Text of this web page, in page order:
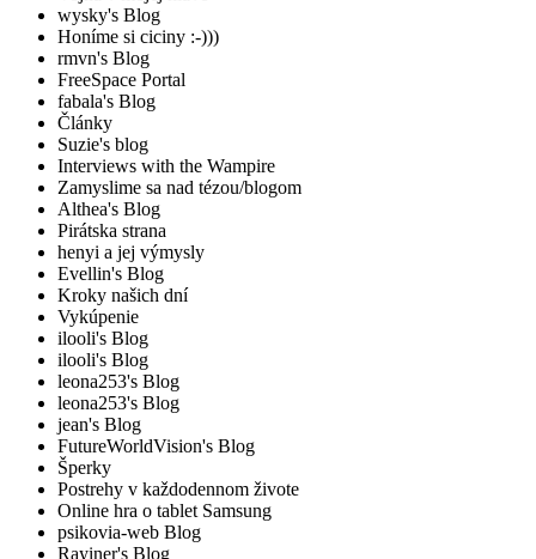
wysky's Blog
Honíme si ciciny :-)))
rmvn's Blog
FreeSpace Portal
fabala's Blog
Články
Suzie's blog
Interviews with the Wampire
Zamyslime sa nad tézou/blogom
Althea's Blog
Pirátska strana
henyi a jej výmysly
Evellin's Blog
Kroky našich dní
Vykúpenie
ilooli's Blog
ilooli's Blog
leona253's Blog
leona253's Blog
jean's Blog
FutureWorldVision's Blog
Šperky
Postrehy v každodennom živote
Online hra o tablet Samsung
psikovia-web Blog
Rayiner's Blog